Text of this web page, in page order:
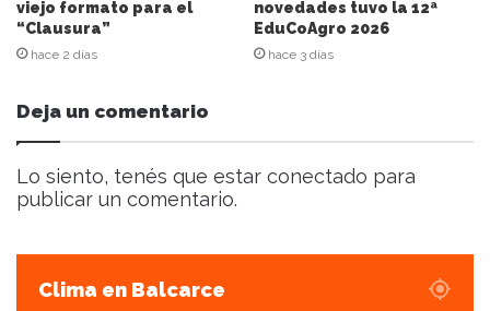
l
e
c
ó
n
i
c
viejo formato para el
“Clausura”
hace 2 días
novedades tuvo la 12ª
EduCoAgro 2026
hace 3 días
Deja un comentario
Lo siento, tenés que estar conectado para
publicar un comentario.
Clima en Balcarce